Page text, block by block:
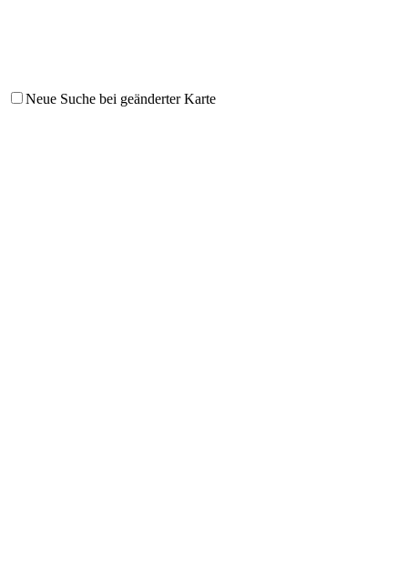
Neue Suche bei geänderter Karte